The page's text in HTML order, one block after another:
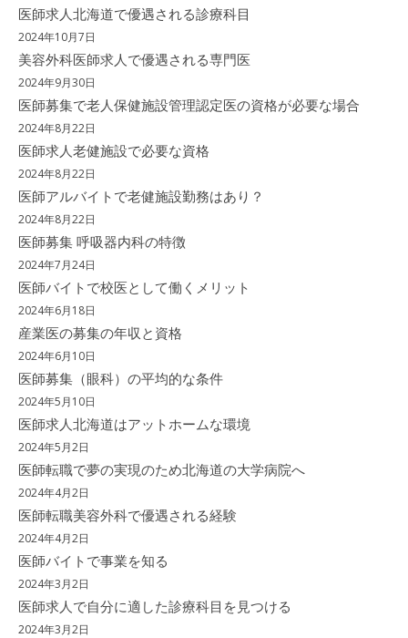
医師求人北海道で優遇される診療科目
2024年10月7日
美容外科医師求人で優遇される専門医
2024年9月30日
医師募集で老人保健施設管理認定医の資格が必要な場合
2024年8月22日
医師求人老健施設で必要な資格
2024年8月22日
医師アルバイトで老健施設勤務はあり？
2024年8月22日
医師募集 呼吸器内科の特徴
2024年7月24日
医師バイトで校医として働くメリット
2024年6月18日
産業医の募集の年収と資格
2024年6月10日
医師募集（眼科）の平均的な条件
2024年5月10日
医師求人北海道はアットホームな環境
2024年5月2日
医師転職で夢の実現のため北海道の大学病院へ
2024年4月2日
医師転職美容外科で優遇される経験
2024年4月2日
医師バイトで事業を知る
2024年3月2日
医師求人で自分に適した診療科目を見つける
2024年3月2日